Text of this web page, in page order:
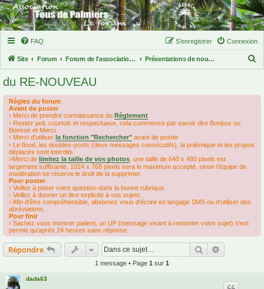
FAQ Connexion
S’enregistrer
Site Forum Forum de l'association des fous de palmiers Présentations de nouveaux membres
du RE-NOUVEAU
Règles du forum
Avant de poster
› Merci de prendre connaissance du Réglement
› Restez poli, courtois et respectueux, cela commence par savoir dire Bonjour ou
Bonsoir et Merci.
› Merci d'utiliser la fonction "Rechercher" avant de poster
› Le flood, les doubles-posts (deux messages consécutifs), la polémique et les propos
déplacés sont interdits
>Merci de limitez la taille de vos photos , une taille de 640 x 480 pixels est
largement suffisante, 1024 x 768 pixels sera le maximum accepté, sinon l’équipe de
modération se réserve le droit de la supprimer.
Pour poster
› Veillez à poser votre question dans la bonne rubrique.
› Veillez à donner un titre explicite à vos sujets.
› Afin d'être compréhensible, abstenez vous d'écrire en langage SMS ou d'utiliser des
abréviations.
Pour finir
› Sachez vous montrer patient, un UP (message visant à remonter votre sujet) n'est
permis qu'après 24 heures sans réponse.
Répondre Rechercher
1 message • Page 1 sur 1
dada63